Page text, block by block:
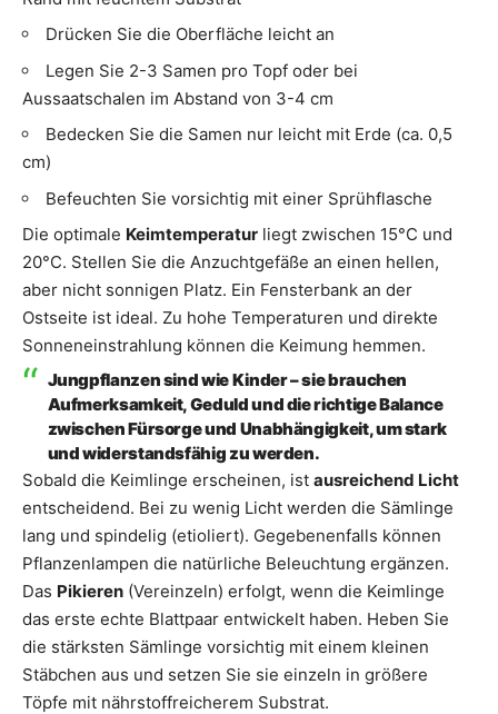
Drücken Sie die Oberfläche leicht an
Legen Sie 2-3 Samen pro Topf oder bei
Aussaatschalen im Abstand von 3-4 cm
Bedecken Sie die Samen nur leicht mit Erde (ca. 0,5
cm)
Befeuchten Sie vorsichtig mit einer Sprühflasche
Die optimale Keimtemperatur liegt zwischen 15°C und
20°C. Stellen Sie die Anzuchtgefäße an einen hellen,
aber nicht sonnigen Platz. Ein Fensterbank an der
Ostseite ist ideal. Zu hohe Temperaturen und direkte
Sonneneinstrahlung können die Keimung hemmen.
Jungpflanzen sind wie Kinder – sie brauchen
Aufmerksamkeit, Geduld und die richtige Balance
zwischen Fürsorge und Unabhängigkeit, um stark
und widerstandsfähig zu werden.
Sobald die Keimlinge erscheinen, ist ausreichend Licht
entscheidend. Bei zu wenig Licht werden die Sämlinge
lang und spindelig (etioliert). Gegebenenfalls können
Pflanzenlampen die natürliche Beleuchtung ergänzen.
Das Pikieren (Vereinzeln) erfolgt, wenn die Keimlinge
das erste echte Blattpaar entwickelt haben. Heben Sie
die stärksten Sämlinge vorsichtig mit einem kleinen
Stäbchen aus und setzen Sie sie einzeln in größere
Töpfe mit nährstoffreicherem Substrat.